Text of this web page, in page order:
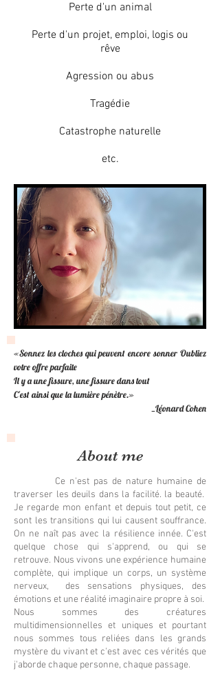
Perte d'un animal
Perte d'un projet, emploi, logis ou
rêve
Agression ou abus
Tragédie
Catastrophe naturelle
etc.
«Sonnez les cloches qui peuvent encore sonner Oubliez
votre offre parfaite
Il y a une fissure, une fissure dans tout
C'est ainsi que la lumière pénètre.»
_Léonard Cohen
About me
Ce n'est pas de nature humaine de
traverser les deuils dans la facilité. la beauté.
Je regarde mon enfant et depuis tout petit, ce
sont les transitions qui lui causent souffrance.
On ne naît pas avec la résilience innée. C'est
quelque chose qui s'apprend, ou qui se
retrouve. Nous vivons une expérience humaine
complète, qui implique un corps, un système
nerveux, des sensations physiques, des
émotions et une réalité imaginaire propre à soi.
Nous sommes des créatures
multidimensionnelles et uniques et pourtant
nous sommes tous reliées dans les grands
mystère du vivant et c'est avec ces vérités que
j'aborde chaque personne, chaque passage.